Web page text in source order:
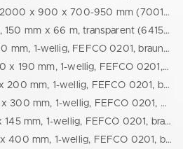
Einzelpacktisch, lichtgrau, 2000 x 900 x 700-950 mm (70010110001)
Etikettenschutzklebeband, 150 mm x 66 m, transparent (6415066)
Faltkarton 1, 165 x 120 x 90 mm, 1-wellig, FEFCO 0201, braun (24165120090)
Faltkarton 12nF, 440 x 290 x 190 mm, 1-wellig, FEFCO 0201, braun (24440290190)
Faltkarton 19, 590 x 390 x 200 mm, 1-wellig, FEFCO 0201, braun (24590390200)
Faltkarton 20, 360 x 260 x 300 mm, 1-wellig, FEFCO 0201, braun (24360260300)
Faltkarton 21, 390 x 295 x 145 mm, 1-wellig, FEFCO 0201, braun (24390295145)
Faltkarton 22, 590 x 390 x 400 mm, 1-wellig, FEFCO 0201, braun (24600400400)